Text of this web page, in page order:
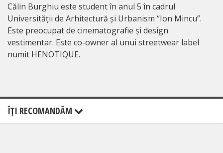
Călin Burghiu este student în anul 5 în cadrul
Universității de Arhitectură și Urbanism “Ion Mincu”.
Este preocupat de cinematografie și design
vestimentar. Este co-owner al unui streetwear label
numit HENOTIQUE.
ÎŢI RECOMANDĂM